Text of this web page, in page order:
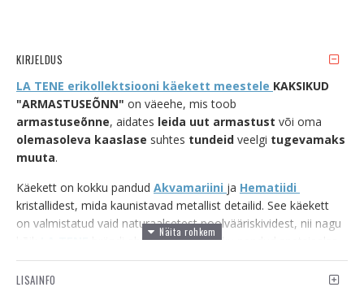
KIRJELDUS
LA TENE erikollektsiooni käekett meestele KAKSIKUD
"ARMASTUSEÕNN" on väeehe, mis toob
armastuseõnne, aidates leida uut armastust või oma
olemasoleva kaaslase suhtes tundeid veelgi tugevamaks
muuta.
Käekett on kokku pandud Akvamariini ja Hematiidi
kristallidest, mida kaunistavad metallist detailid. See käekett
on valmistatud vaid naturaalsetest poolvääriskividest, nii nagu
brändi ehted. Ehe on kokku pandud spetsiaalse
käeehtekummiga, mis teeb selle ehte kandmise väga
mugavaks.
LISAINFO